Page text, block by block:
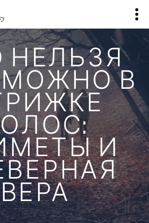
НЕЛЬЗЯ
В
И
ВЕРА